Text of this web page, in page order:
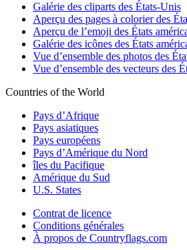
Galérie des cliparts des États-Unis
Aperçu des pages à colorier des
Aperçu de l’emoji des États
Galérie des icônes des États
Vue d’ensemble des photos des
Vue d’ensemble des vecteurs des
Countries of the World
Pays d’Afrique
Pays asiatiques
Pays européens
Pays d’Amérique du Nord
îles du Pacifique
Amérique du Sud
U.S. States
Contrat de licence
Conditions générales
À propos de Countryflags.com